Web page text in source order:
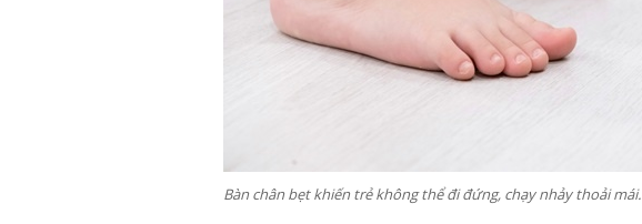
Bàn chân bẹt khiến trẻ không thể đi đứng, chạy nhảy thoải mái.